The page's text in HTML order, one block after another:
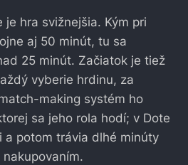
hra svižnejšia. Kým pri
aj 50 minút, tu sa
25 minút. Začiatok je tiež
vyberie hrdinu, za
making systém ho
sa jeho rola hodí; v Dote
a potom trávia dlhé minúty